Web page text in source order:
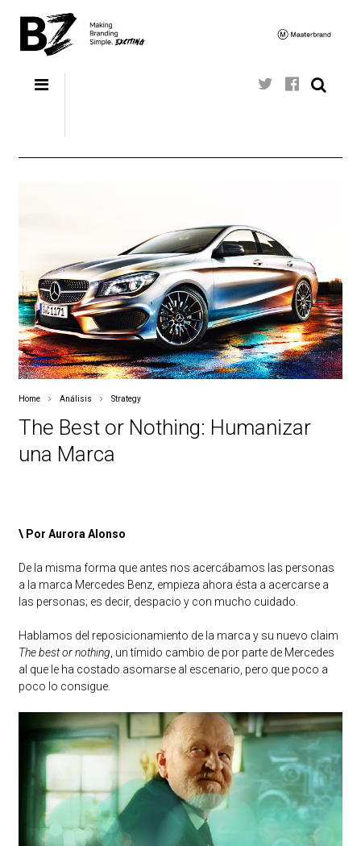
Home Análisis Strategy
The Best or Nothing: Humanizar
una Marca
\ Por Aurora Alonso
De la misma forma que antes nos acercábamos las personas
a la marca Mercedes Benz, empieza ahora ésta a acercarse a
las personas; es decir, despacio y con mucho cuidado.
Hablamos del reposicionamiento de la marca y su nuevo claim
The best or nothing, un tímido cambio de por parte de Mercedes
al que le ha costado asomarse al escenario, pero que poco a
poco lo consigue.